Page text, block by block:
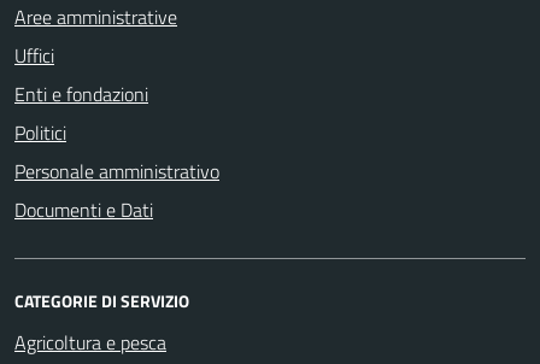
Aree amministrative
Uffici
Enti e fondazioni
Politici
Personale amministrativo
Documenti e Dati
CATEGORIE DI SERVIZIO
Agricoltura e pesca